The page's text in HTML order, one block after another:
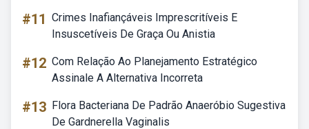
#11 Crimes Inafiançáveis Imprescritíveis E
Insuscetíveis De Graça Ou Anistia
#12 Com Relação Ao Planejamento Estratégico
Assinale A Alternativa Incorreta
#13 Flora Bacteriana De Padrão Anaeróbio Sugestiva
De Gardnerella Vaginalis